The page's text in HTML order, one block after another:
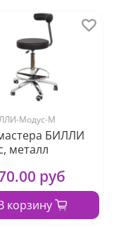
Модус-М
БИЛЛИ
металл
руб
корзину